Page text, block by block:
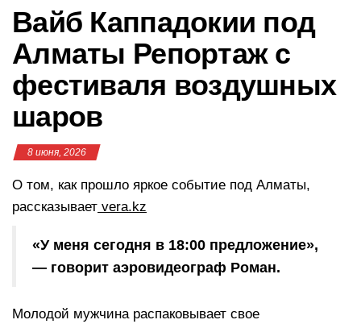
Вайб Каппадокии под
Алматы Репортаж с
фестиваля воздушных
шаров
8 июня, 2026
О том, как прошло яркое событие под Алматы,
рассказывает vera.kz
«У меня сегодня в 18:00 предложение»,
— говорит аэровидеограф Роман.
Молодой мужчина распаковывает свое